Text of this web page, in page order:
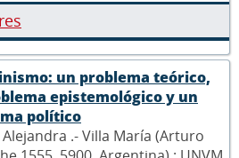
un problema teórico,
epistemológico y un
político
.- Villa María (Arturo